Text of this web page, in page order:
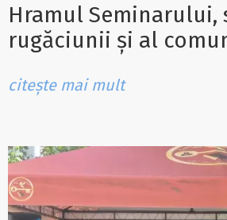
Hramul Seminarului,
rugăciunii și al
citește mai mult